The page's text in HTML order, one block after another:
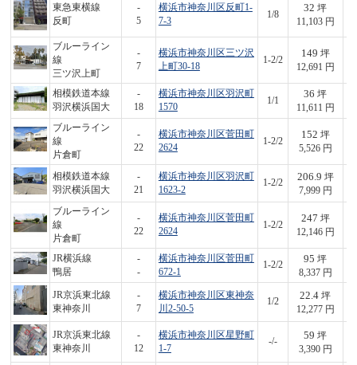
東急東横線
反町
-
5
横浜市神奈川区反町1-
7-3
1/8
32 坪
11,103 円
ブルーライン
線
三ツ沢上町
-
7
横浜市神奈川区三ツ沢
上町30-18
1-2/2
149 坪
12,691 円
相模鉄道本線
羽沢横浜国大
-
18
横浜市神奈川区羽沢町
1570
1/1
36 坪
11,611 円
ブルーライン
線
片倉町
-
22
横浜市神奈川区菅田町
2624
1-2/2
152 坪
5,526 円
相模鉄道本線
羽沢横浜国大
-
21
横浜市神奈川区羽沢町
1623-2
1-2/2
206.9 坪
7,999 円
ブルーライン
線
片倉町
-
22
横浜市神奈川区菅田町
2624
1-2/2
247 坪
12,146 円
JR横浜線
鴨居
-
-
横浜市神奈川区菅田町
672-1
1-2/2
95 坪
8,337 円
JR京浜東北線
東神奈川
-
7
横浜市神奈川区東神奈
川2-50-5
1/2
22.4 坪
12,277 円
JR京浜東北線
東神奈川
-
12
横浜市神奈川区星野町
1-7
-/-
59 坪
3,390 円